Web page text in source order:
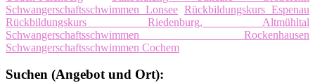
Schwangerschaftsschwimmen Lonsee Rückbildungskurs Espenau
Rückbildungskurs Riedenburg, Altmühltal
Schwangerschaftsschwimmen Rockenhausen
Schwangerschaftsschwimmen Cochem
Suchen (Angebot und Ort):